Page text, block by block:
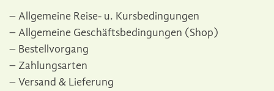
Allgemeine Reise- u. Kursbedingungen
Allgemeine Geschäftsbedingungen (Shop)
Bestellvorgang
Zahlungsarten
Versand & Lieferung